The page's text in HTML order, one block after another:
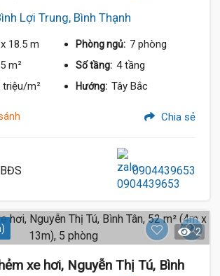
Lợi Trung, Bình Thạnh
x 18.5 m Phòng ngủ: 7 phòng
m² Số tầng: 4 tầng
triệu/m² Hướng: Tây Bắc
Chia sẻ
0904439653
2
xe hơi, Nguyễn Thị Tú, Bình